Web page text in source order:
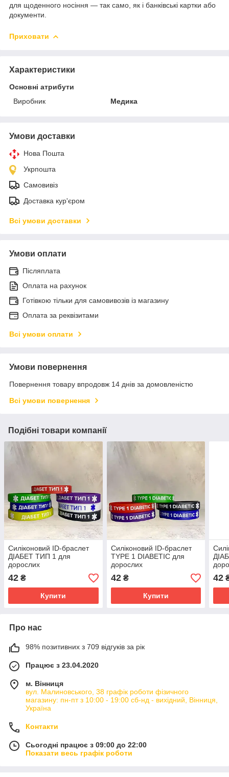
для щоденного носіння — так само, як і банківські картки або
документи.
Приховати
Характеристики
Основні атрибути
Виробник
Медика
Умови доставки
Нова Пошта
Укрпошта
Самовивіз
Доставка кур'єром
Всі умови доставки
Умови оплати
Післяплата
Оплата на рахунок
Готівкою тільки для самовивозів із магазину
Оплата за реквізитами
Всі умови оплати
Умови повернення
Повернення товару впродовж 14 днів за домовленістю
Всі умови повернення
Подібні товари компанії
Силіконовий ID-браслет
ДІАБЕТ ТИП 1 для
дорослих
42 ₴
Купити
Силіконовий ID-браслет
TYPE 1 DIABETIC для
дорослих
42₴
Купити
42
Про нас
98% позитивних з 709 відгуків за рік
Працює з 23.04.2020
м. Вінниця
вул. Малиновського, 38 графік роботи фізичного
магазину: пн-пт з 10:00 - 19:00 сб-нд - вихідний, Вінниця,
Україна
Контакти
Сьогодні працює з 09:00 до 22:00
Показати весь графік роботи